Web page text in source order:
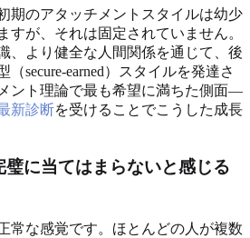
期のアタッチメントスタイルは幼少
すが、それは固定されていません。
、より健全な人間関係を通じて、後
secure-earned）スタイルを発達さ
ント理論で最も希望に満ちた側面—
新診断を受けることでこうした成長
璧に当てはまらないと感じる
常な感覚です。ほとんどの人が複数